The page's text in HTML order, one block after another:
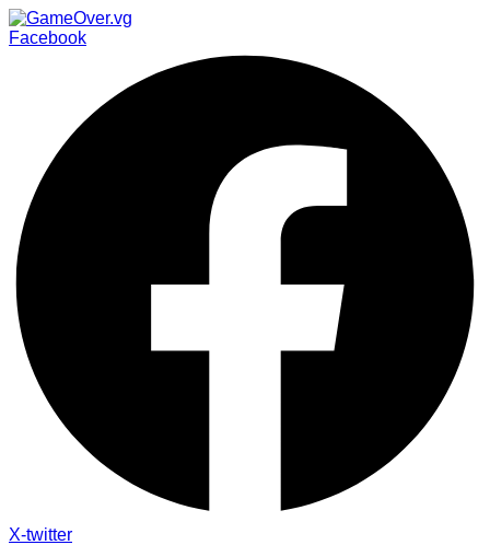
Facebook
X-twitter